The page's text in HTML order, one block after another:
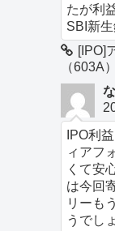
たが利
SBI新
[IPO]
（603A
IPO利
ィアフ
くて安
は今回
リーも
うでし